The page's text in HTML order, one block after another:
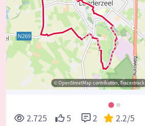
© OpenStreetMap contributors, Tracestrack
2.725 5 2 2.2/5